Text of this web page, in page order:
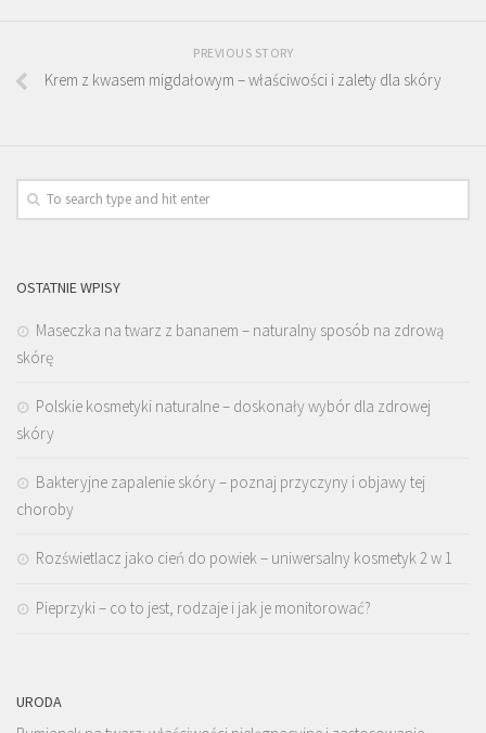
PREVIOUS STORY
Krem z kwasem migdałowym – właściwości i zalety dla skóry
OSTATNIE WPISY
Maseczka na twarz z bananem – naturalny sposób na zdrową
skórę
Polskie kosmetyki naturalne – doskonały wybór dla zdrowej
skóry
Bakteryjne zapalenie skóry – poznaj przyczyny i objawy tej
choroby
Rozświetlacz jako cień do powiek – uniwersalny kosmetyk 2 w 1
Pieprzyki – co to jest, rodzaje i jak je monitorować?
URODA